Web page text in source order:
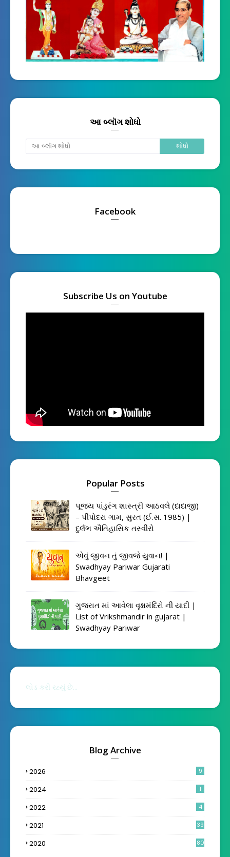
આ બ્લૉગ શોધો
Facebook
Subscribe Us on Youtube
Popular Posts
પૂજ્ય પાંડુરંગ શાસ્ત્રી આઠવલે (દાદાજી)
– પીપોદરા ગામ, સુરત (ઈ.સ. 1985) |
દુર્લભ ઐતિહાસિક તસ્વીરો
એવું જીવન તું જીવજે યુવાન! |
Swadhyay Pariwar Gujarati
Bhavgeet
ગુજરાત માં આવેલા વૃક્ષમંદિરો ની યાદી |
List of Vrikshmandir in gujarat |
Swadhyay Pariwar
લોડ કરી રહ્યું છે...
Blog Archive
2026 9
2024 1
2022 4
2021 39
2020 80